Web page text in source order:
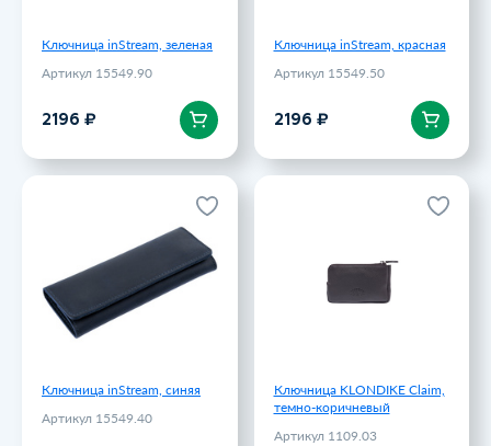
Ключница inStream, зеленая
Артикул 15549.90
2196 ₽В корзину
Ключница inStream, красная
Артикул 15549.50
2196 ₽В корзину
Ключница inStream, синяя
Артикул 15549.40
Ключница inStream, синяя
Артикул 15549.40
2196 ₽
Ключница KLONDIKE Claim,
темно-коричневый
Артикул 1109.03
Ключница KLONDIKE Claim,
темно-коричневый
2800 ₽